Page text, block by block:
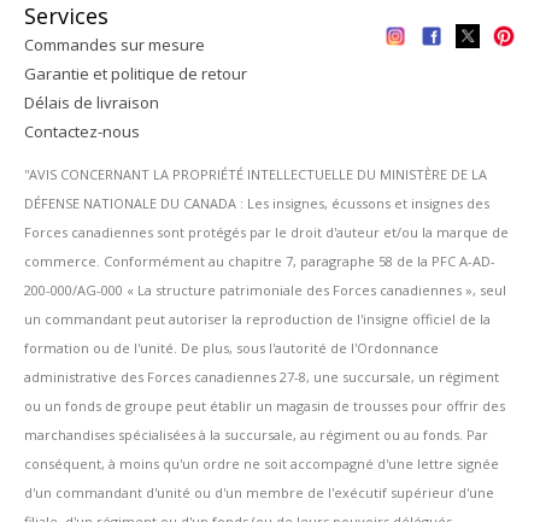
Services
Commandes sur mesure
Garantie et politique de retour
Délais de livraison
Contactez-nous
''AVIS CONCERNANT LA PROPRIÉTÉ INTELLECTUELLE DU MINISTÈRE DE LA
DÉFENSE NATIONALE DU CANADA : Les insignes, écussons et insignes des
Forces canadiennes sont protégés par le droit d'auteur et/ou la marque de
commerce. Conformément au chapitre 7, paragraphe 58 de la PFC A-AD-
200-000/AG-000 « La structure patrimoniale des Forces canadiennes », seul
un commandant peut autoriser la reproduction de l'insigne officiel de la
formation ou de l'unité. De plus, sous l'autorité de l'Ordonnance
administrative des Forces canadiennes 27-8, une succursale, un régiment
ou un fonds de groupe peut établir un magasin de trousses pour offrir des
marchandises spécialisées à la succursale, au régiment ou au fonds. Par
conséquent, à moins qu'un ordre ne soit accompagné d'une lettre signée
d'un commandant d'unité ou d'un membre de l'exécutif supérieur d'une